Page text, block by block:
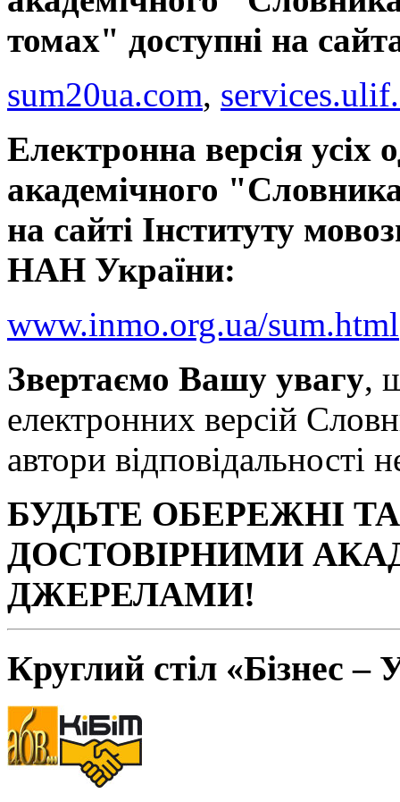
томах" доступні на
sum20ua.com,
Електронна версія усіх
академічного
на сайті Інституту
НАН України:
www.inmo.org.ua/sum.html
Звертаємо Вашу увагу,
електронних версій
автори відповідальності
БУДЬТЕ ОБЕРЕЖНІ
ДОСТОВІРНИМИ
ДЖЕРЕЛАМИ!
Круглий стіл «Бізнес –